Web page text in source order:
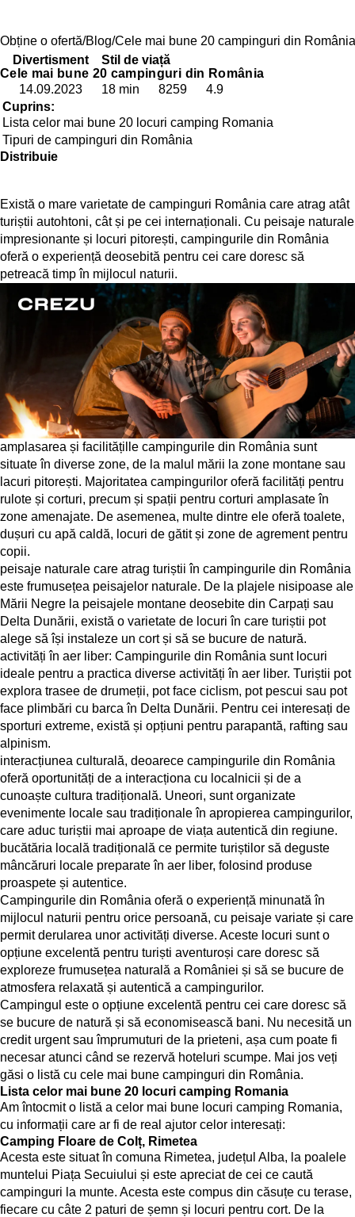
Obține o ofertă Blog Cele mai bune 20 campinguri din România
Divertisment
Stil de viață
Cele mai bune 20 campinguri din România
14.09.2023
18 min 8259
4.9
Cuprins:
Lista celor mai bune 20 locuri camping Romania
Tipuri de campinguri din România
Distribuie
Există o mare varietate de campinguri România care atrag atât
turiștii autohtoni, cât și pe cei internaționali. Cu peisaje naturale
impresionante și locuri pitorești, campingurile din România
oferă o experiență deosebită pentru cei care doresc să
petreacă timp în mijlocul naturii.
amplasarea și facilitățille campingurile din România sunt
situate în diverse zone, de la malul mării la zone montane sau
lacuri pitorești. Majoritatea campingurilor oferă facilități pentru
rulote și corturi, precum și spații pentru corturi amplasate în
zone amenajate. De asemenea, multe dintre ele oferă toalete,
dușuri cu apă caldă, locuri de gătit și zone de agrement pentru
copii.
peisaje naturale care atrag turiștii în campingurile din România
este frumusețea peisajelor naturale. De la plajele nisipoase ale
Mării Negre la peisajele montane deosebite din Carpați sau
Delta Dunării, există o varietate de locuri în care turiștii pot
alege să își instaleze un cort și să se bucure de natură.
activități în aer liber: Campingurile din România sunt locuri
ideale pentru a practica diverse activități în aer liber. Turiștii pot
explora trasee de drumeții, pot face ciclism, pot pescui sau pot
face plimbări cu barca în Delta Dunării. Pentru cei interesați de
sporturi extreme, există și opțiuni pentru parapantă, rafting sau
alpinism.
interacțiunea culturală, deoarece campingurile din România
oferă oportunități de a interacționa cu localnicii și de a
cunoaște cultura tradițională. Uneori, sunt organizate
evenimente locale sau tradiționale în apropierea campingurilor,
care aduc turiștii mai aproape de viața autentică din regiune.
bucătăria locală tradițională ce permite turiștilor să deguste
mâncăruri locale preparate în aer liber, folosind produse
proaspete și autentice.
Campingurile din România oferă o experiență minunată în
mijlocul naturii pentru orice persoană, cu peisaje variate și care
permit derularea unor activități diverse. Aceste locuri sunt o
opțiune excelentă pentru turiști aventuroși care doresc să
exploreze frumusețea naturală a României și să se bucure de
atmosfera relaxată și autentică a campingurilor.
Campingul este o opțiune excelentă pentru cei care doresc să
se bucure de natură și să economisească bani. Nu necesită un
credit urgentsau împrumuturi de la prieteni, așa cum poate fi
necesar atunci când se rezervă hoteluri scumpe. Mai jos veți
găsi o listă cu cele mai bune campinguri din România.
Lista celor mai bune 20 locuri camping Romania
Am întocmit o listă a celor mai bune locuri camping Romania,
cu informații care ar fi de real ajutor celor interesați:
Camping Floare de Colț, Rimetea
Acesta este situat în comuna Rimetea, județul Alba, la poalele
muntelui Piața Secuiului și este apreciat de cei ce caută
campinguri la munte. Acesta este compus din căsuțe cu terase,
fiecare cu câte 2 paturi de șemn și locuri pentru cort. De la